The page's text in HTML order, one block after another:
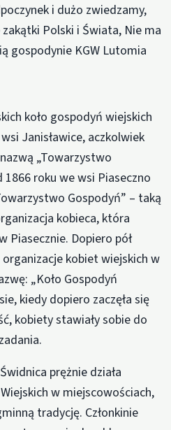
i dużo zwiedzamy,
Polski i Świata, Nie ma
gospodynie KGW Lutomia
koło gospodyń wiejskich
Janisławice, aczkolwiek
„Towarzystwo
1866 roku we wsi Piaseczno
Gospodyń” – taką
kobieca, która
Piasecznie. Dopiero pół
kobiet wiejskich w
„Koło Gospodyń
kiedy dopiero zaczęła się
kobiety stawiały sobie do
prężnie działa
w miejscowościach,
tradycję. Członkinie